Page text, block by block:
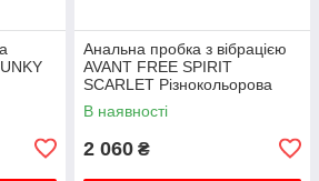
Анальна пробка з вібрацією
AVANT FREE SPIRIT
SCARLET Різнокольорова
В наявності
2 060 ₴